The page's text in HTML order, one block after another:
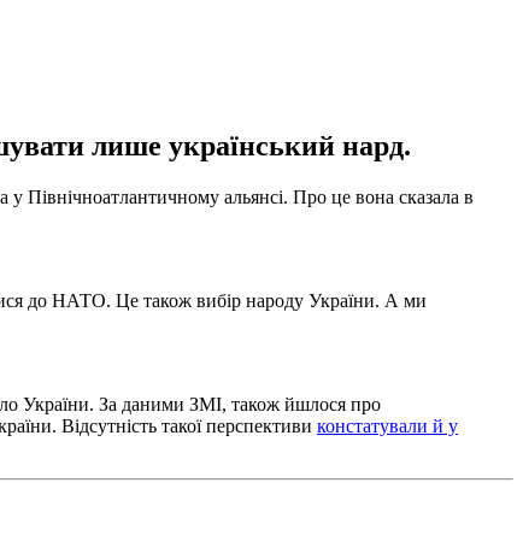
лише український нард.
альянсі. Про це вона сказала в
до НАТО. Це також вибір народу України. А ми
України. За даними ЗМІ, також йшлося про
Відсутність такої перспективи констатували й у